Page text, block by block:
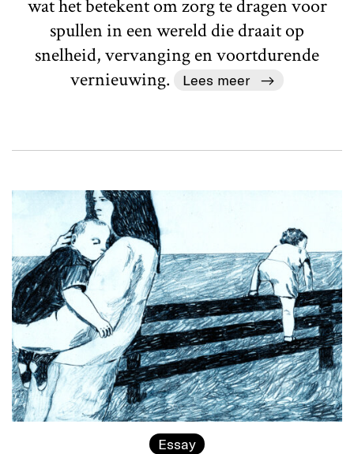
wat het betekent om zorg te dragen voor
spullen in een wereld die draait op
snelheid, vervanging en voortdurende
vernieuwing.
Lees meer
Essay